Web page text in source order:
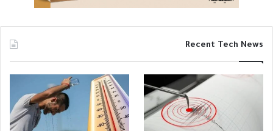
Recent Tech News